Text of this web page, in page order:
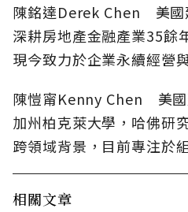
陳銘達Derek Chen 美國
深耕房地產金融產業35餘
現今致力於企業永續經營
陳愷甯Kenny Chen 美國
加州柏克萊大學，哈佛研
跨領域背景，目前專注於
相關文章